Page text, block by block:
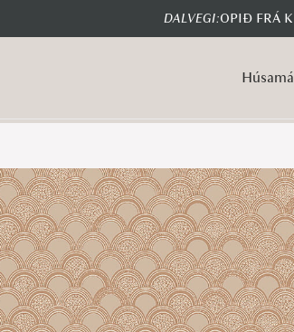
DALVEGI:OPIÐ FRÁ